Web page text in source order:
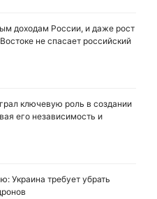
доходам России, и даже рост
не спасает российский
ключевую роль в создании
его независимость и
Украина требует убрать